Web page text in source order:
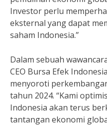
Investor perlu
eksternal yang dapat
saham Indonesia.”
Dalam sebuah
CEO Bursa Efek
menyoroti
tahun 2024. “Kami
Indonesia akan terus
tantangan ekonomi